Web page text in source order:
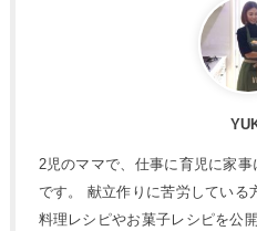
2児のママで、仕事に育児に家
です。 献立作りに苦労している
料理レシピやお菓子レシピを公